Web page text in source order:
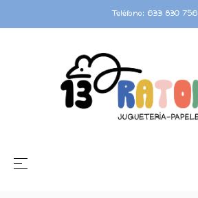
Teléfono: 633 830 756
Navegación de palanca
☰